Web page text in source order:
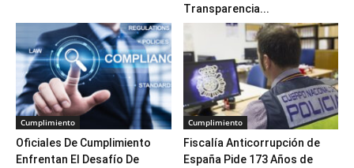
Transparencia...
Cumplimiento
Oficiales De Cumplimiento
Enfrentan El Desafío De
Cumplimiento
Fiscalía Anticorrupción de
España Pide 173 Años de